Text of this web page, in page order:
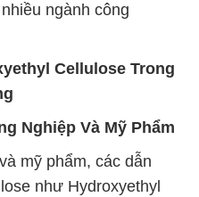
ngành công
Cellulose Trong
Nghiệp Và Mỹ Phẩm
mỹ phẩm, các dẫn
như Hydroxyethyl